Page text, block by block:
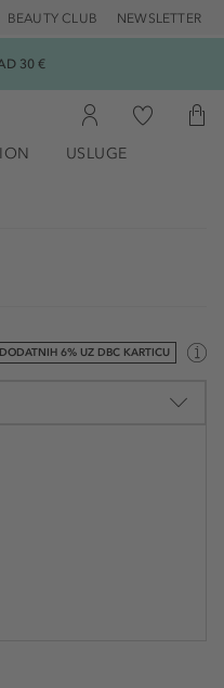
BEAUTY CLUB NEWSLETTER
30 €
USLUGE
6% UZ DBC KARTICU